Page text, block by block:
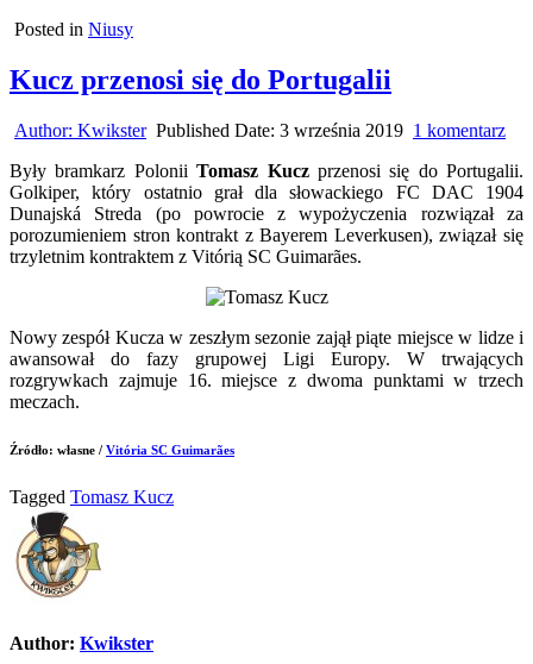
Posted in Niusy
Kucz przenosi się do Portugalii
Author: Kwikster Published Date: 3 września 2019 1 komentarzdo
się
do
Były bramkarz PoloniiTomasz Kucz przenosi się do Portugalii.
Golkiper, który ostatnio grał dla słowackiego FC DAC 1904
Dunajská Streda (po powrocie z wypożyczenia rozwiązał za
porozumieniem stron kontrakt z Bayerem Leverkusen), związał się
trzyletnim kontraktem z Vitórią SC Guimarães.
Nowy zespół Kucza w zeszłym sezonie zajął piąte miejsce w lidze i
awansował do fazy grupowej Ligi Europy. W trwających
rozgrywkach zajmuje 16. miejsce z dwoma punktami w trzech
meczach.
Źródło: własne / Vitória SC Guimarães
Tagged Tomasz Kucz
Author: Kwikster